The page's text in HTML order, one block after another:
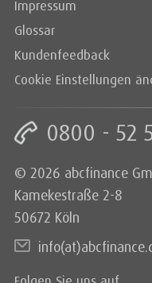
Impressum
Glossar
Kundenfeedback
Cookie Einstellungen
0800 - 52
© 2026 abcfinance
Kamekestraße 2-8
50672 Köln